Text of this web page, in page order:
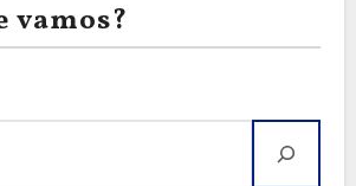
vamos?